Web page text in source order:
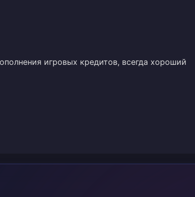
игровых кредитов, всегда хороший